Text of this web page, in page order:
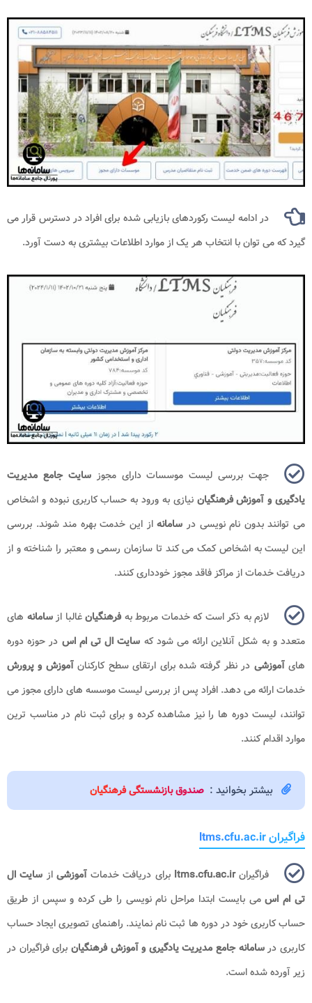
در ادامه لیست رکوردهای بازیابی شده برای افراد در دسترس قرار می
گیرد که می توان با انتخاب هر یک از موارد اطلاعات بیشتری به دست آورد.
جهت بررسی لیست موسسات دارای مجوزسایت جامع مدیریت
یادگیری و آموزش فرهنگیان نیازی به ورود به حساب کاربری نبوده و اشخاص
می توانند بدون نام نویسی در سامانهاز این خدمت بهره مند شوند. بررسی
این لیست به اشخاص کمک می کند تا سازمان رسمی و معتبر را شناخته و از
دریافت خدمات از مراکز فاقد مجوز خودداری کنند.
لازم به ذکر است که خدمات مربوط بهفرهنگیانغالبا ازسامانه های
متعدد و به شکل آنلاین ارائه می شود که سایت ال تی ام اس در حوزه دوره
هایآموزشی در نظر گرفته شده برای ارتقای سطح کارکنانآموزش و پرورش
خدمات ارائه می دهد. افراد پس از بررسی لیست موسسه های دارای مجوز می
توانند، لیست دوره ها را نیز مشاهده کرده و برای ثبت نام در مناسب ترین
موارد اقدام کنند.
بیشتر بخوانید : صندوق بازنشستگی فرهنگیان
فراگیران ltms.cfu.ac.ir
فراگیرانltms.cfu.ac.ir برای دریافت خدماتآموزشیاز سایت ال
تی ام اسمی بایست ابتدا مراحل نام نویسی را طی کرده و سپس از طریق
حساب کاربری خود در دوره ها ثبت نام نمایند. راهنمای تصویری ایجاد حساب
کاربری درسامانه جامع مدیریت یادگیری و آموزش فرهنگیان برای فراگیران در
زیر آورده شده است.